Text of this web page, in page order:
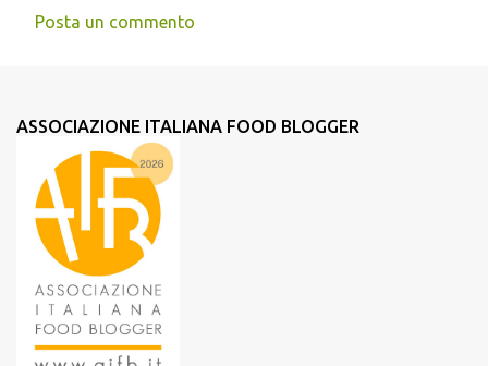
Posta un commento
ASSOCIAZIONE ITALIANA FOOD BLOGGER